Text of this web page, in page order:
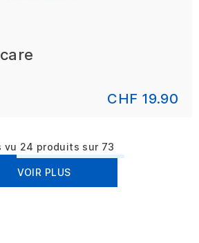
CHF 19.90
vu 24 produits sur 73
VOIR PLUS